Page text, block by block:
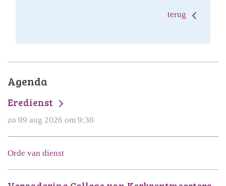
terug
Agenda
Eredienst
zo 09 aug 2026 om 9:30
Orde van dienst